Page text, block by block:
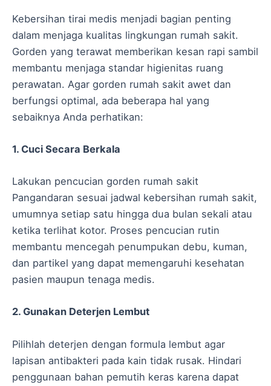
Kebersihan tirai medis menjadi bagian penting
dalam menjaga kualitas lingkungan rumah sakit.
Gorden yang terawat memberikan kesan rapi sambil
membantu menjaga standar higienitas ruang
perawatan. Agar gorden rumah sakit awet dan
berfungsi optimal, ada beberapa hal yang
sebaiknya Anda perhatikan:
1. Cuci Secara Berkala
Lakukan pencucian gorden rumah sakit
Pangandaran sesuai jadwal kebersihan rumah sakit,
umumnya setiap satu hingga dua bulan sekali atau
ketika terlihat kotor. Proses pencucian rutin
membantu mencegah penumpukan debu, kuman,
dan partikel yang dapat memengaruhi kesehatan
pasien maupun tenaga medis.
2. Gunakan Deterjen Lembut
Pilihlah deterjen dengan formula lembut agar
lapisan antibakteri pada kain tidak rusak. Hindari
penggunaan bahan pemutih keras karena dapat